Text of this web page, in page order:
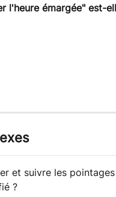
l'heure émargée" est-
et suivre les pointages
?